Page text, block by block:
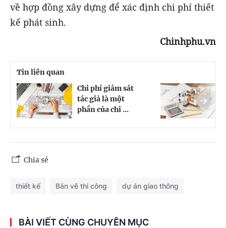
về hợp đồng xây dựng để xác định chi phí thiết
kế phát sinh.
Chinhphu.vn
Tin liên quan
Chi phí giám sát
tác giả là một
phần của chi ...
Chia sẻ
thiết kế Bản vẽ thi công dự án giao thông
BÀI VIẾT CÙNG CHUYÊN MỤC